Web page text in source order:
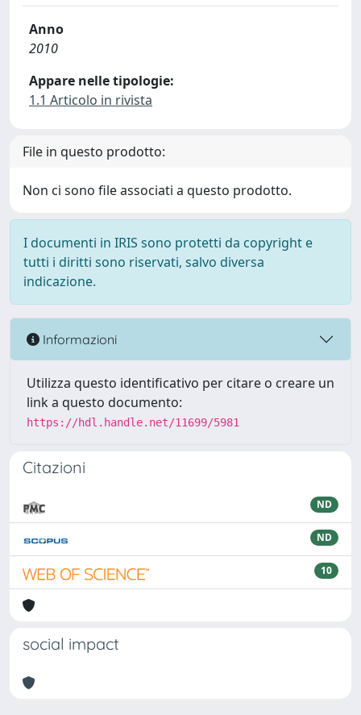
Anno
2010
Appare nelle tipologie:
1.1 Articolo in rivista
File in questo prodotto:
Non ci sono file associati a questo prodotto.
I documenti in IRIS sono protetti da copyright e
tutti i diritti sono riservati, salvo diversa
indicazione.
Informazioni
Utilizza questo identificativo per citare o creare un
link a questo documento:
https://hdl.handle.net/11699/5981
Citazioni
ND
ND
10
social impact